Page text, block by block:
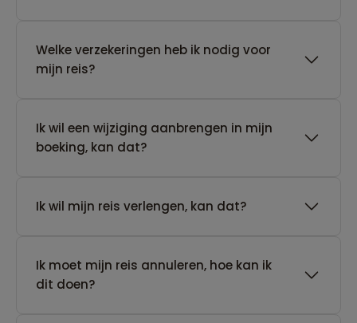
Welke verzekeringen heb ik nodig voor
mijn reis?
Ik wil een wijziging aanbrengen in mijn
boeking, kan dat?
Ik wil mijn reis verlengen, kan dat?
Ik moet mijn reis annuleren, hoe kan ik
dit doen?